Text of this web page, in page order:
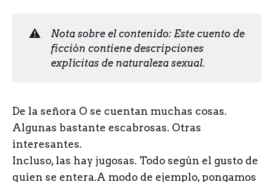
⚠️
Nota sobre el contenido: Este cuento de
ficción contiene descripciones
explícitas de naturaleza sexual.
De la señora O se cuentan muchas cosas.
Algunas bastante escabrosas. Otras
interesantes.
Incluso, las hay jugosas. Todo según el gusto de
quien se entera.A modo de ejemplo, pongamos